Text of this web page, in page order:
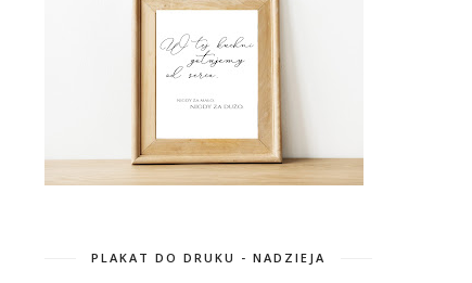
PLAKAT DO DRUKU - NADZIEJA